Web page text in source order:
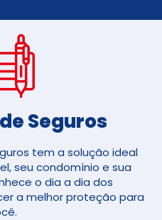
Seguros​
tem a solução ideal
seu condomínio e sua
o dia a dia dos
a melhor proteção para